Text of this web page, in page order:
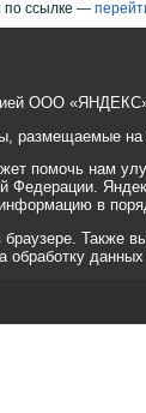
по ссылке —
ООО
на
помочь нам
в
обработку